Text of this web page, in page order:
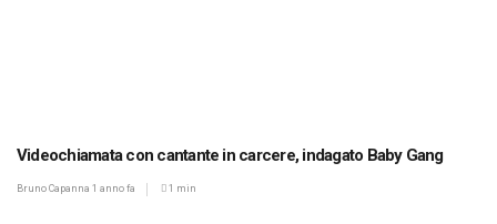
Videochiamata con cantante in carcere, indagato Baby Gang
Bruno Capanna 1 anno fa 1 min